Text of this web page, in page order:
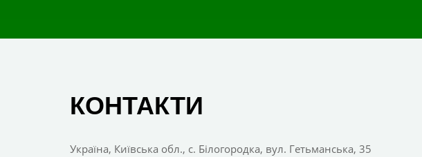
КОНТАКТИ
Україна, Київська обл., с. Білогородка, вул. Гетьманська, 35